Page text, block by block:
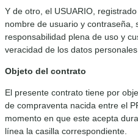
Y de otro, el USUARIO,
nombre de usuario y contraseña,
responsabilidad plena de uso y
veracidad de los datos
Objeto del contrato
El presente contrato tiene por
de compraventa nacida entre el
momento en que este acepta
línea la casilla correspondiente.